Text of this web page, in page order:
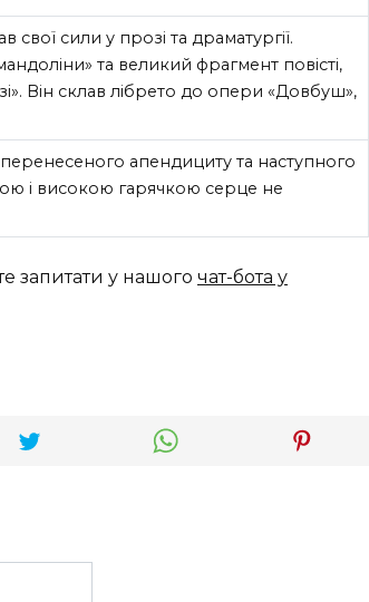
сили у прозі та драматургії.
та великий фрагмент повісті,
Він склав лібрето до опери «Довбуш»,
апендициту та наступного
і високою гарячкою серце не
запитати у нашого чат-бота у